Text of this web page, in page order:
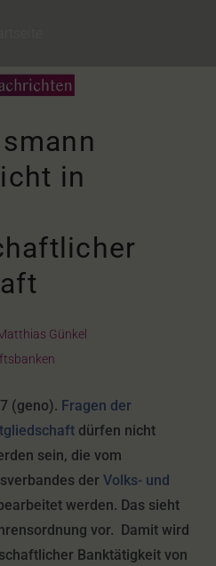
in
Günkel
(geno). Fragen der
dürfen nicht
sein, die vom
der Volks- und
werden. Das sieht
vor. Damit wird
Banktätigkeit von